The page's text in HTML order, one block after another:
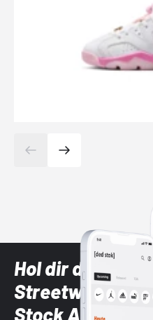
Hol dir die
Streetwear-
Stock App